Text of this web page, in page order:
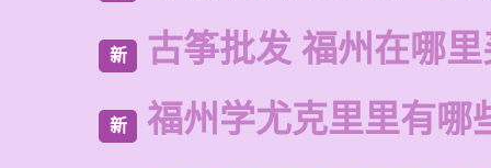
新 古筝批发 福州在哪
新 福州学尤克里里有哪